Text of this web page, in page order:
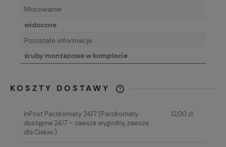
Mocowanie
widoczne
Pozostałe informacje
śruby montażowe w komplecie
KOSZTY DOSTAWY
KOSZTÓW PŁATNOŚCI
InPost Paczkomaty 24/7(Paczkomaty
dostępne 24/7 – zawsze wygodny, zawsze
dla Ciebie.)
12,00 zł